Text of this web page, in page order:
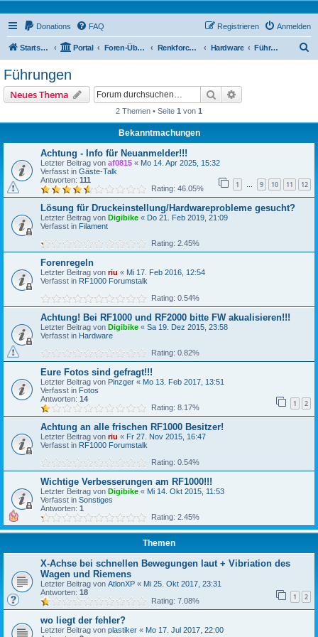
Donations FAQ Anmelden
Registrieren
Startseite Portal Foren-Übersicht Renkforce RF500 Forum Hardware Führungen
Führungen
Neues Thema Suche
2 Themen • Seite 1 von 1
Bekanntmachungen
Achtung - Info für Neuanmelder!!!
Letzter Beitrag von af0815 « Mo 14. Apr 2025, 15:32
Verfasst in Gäste-Talk
Antworten: 111 1 … 9 10 11 12
Rating: 46.05%
Lösung für Druckeinstellung/Hardwareprobleme gesucht?
Letzter Beitrag von Digibike « Do 21. Feb 2019, 21:09
Verfasst in Filament
Rating: 2.45%
Forenregeln
Letzter Beitrag von riu « Mi 17. Feb 2016, 12:54
Verfasst in RF1000 Forumstalk
Rating: 0.54%
Achtung! Bei RF1000 und RF2000 bitte FW akualisieren!!!
Letzter Beitrag von Digibike « Sa 19. Dez 2015, 23:58
Verfasst in Hardware
Rating: 0.82%
Eure Fotos sind gefragt!!!
Letzter Beitrag von Pinzger « Mo 13. Feb 2017, 13:51
Verfasst in Fotos
Antworten: 14 1 2
Rating: 8.17%
Achtung an alle frischen RF1000 Besitzer!
Letzter Beitrag von riu « Fr 27. Nov 2015, 16:47
Verfasst in RF1000 Forumstalk
Rating: 0.54%
Wichtige Verbesserungen am RF1000!!!
Letzter Beitrag von Digibike « Mi 14. Okt 2015, 11:53
Verfasst in Sonstiges
Antworten: 1
Rating: 2.45%
Themen
X-Achse bei schnellen Bewegungen laut + Vibriation des
Wagen und Riemens
Letzter Beitrag von AtlonXP « Mi 25. Okt 2017, 23:31
Antworten: 18 1 2
Rating: 7.08%
wo liegt der fehler?
Letzter Beitrag von plastiker « Mo 17. Jul 2017, 22:00